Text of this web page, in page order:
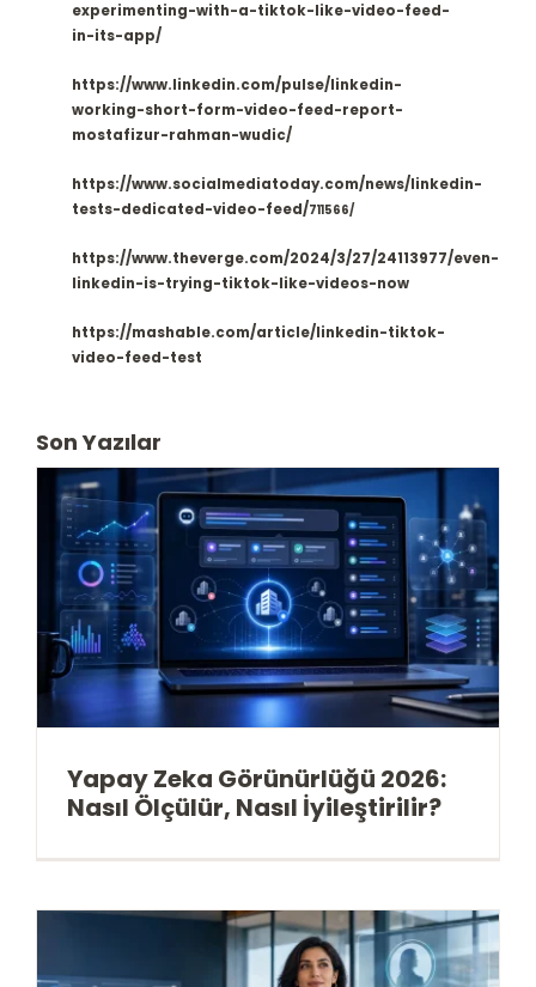
experimenting-with-a-tiktok-like-video-feed-
in-its-app/
https://www.linkedin.com/pulse/linkedin-
working-short-form-video-feed-report-
mostafizur-rahman-wudic/
https://www.socialmediatoday.com/news/linkedin-
tests-dedicated-video-feed/711566/
https://www.theverge.com/2024/3/27/24113977/even-
linkedin-is-trying-tiktok-like-videos-now
https://mashable.com/article/linkedin-tiktok-
video-feed-test
Son Yazılar
Yapay Zeka Görünürlüğü 2026:
Nasıl Ölçülür, Nasıl İyileştirilir?